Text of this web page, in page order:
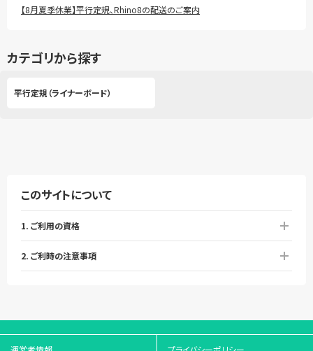
【8月夏季休業】平行定規、Rhino8の配送のご案内
カテゴリから探す
平行定規（ライナーボード）
このサイトについて
1. ご利用の資格
2. ご利時の注意事項